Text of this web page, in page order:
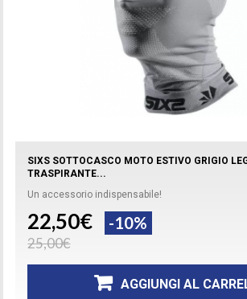
SIXS SOTTOCASCO MOTO ESTIVO GRIGIO
TRASPIRANTE...
Un accessorio indispensabile!
22,50€ -10%
25,00€
AGGIUNGI AL